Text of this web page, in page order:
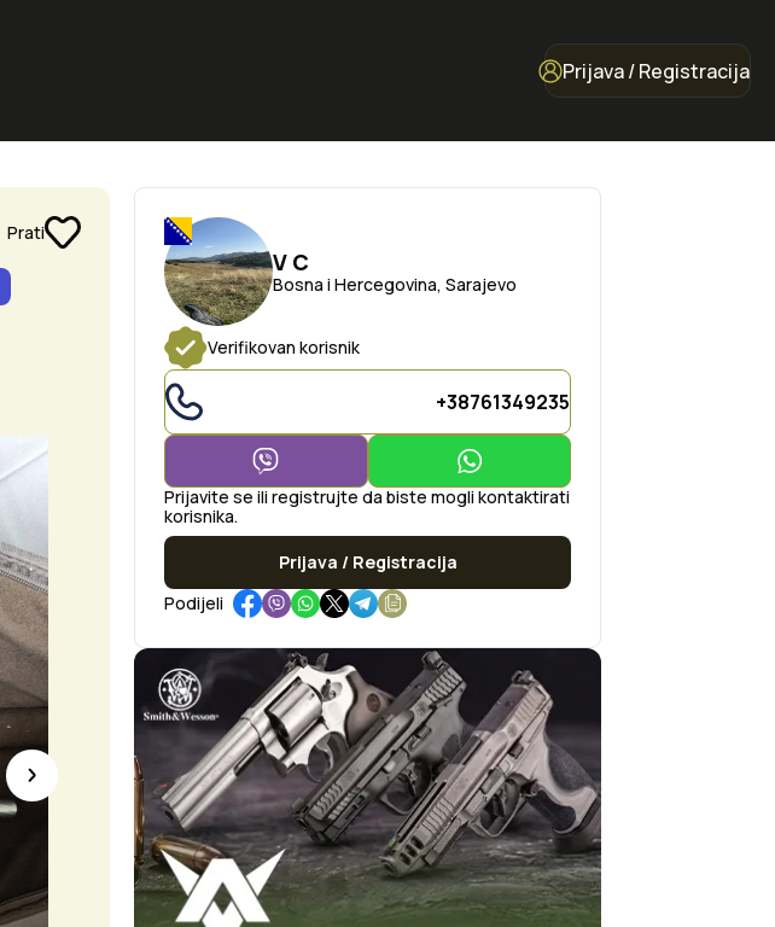
Prijava / Registracija
Prati
V C
Bosna i Hercegovina, Sarajevo
Verifikovan korisnik
+38761349235
Prijavite se ili registrujte da biste mogli kontaktirati
korisnika.
Prijava / Registracija
Podijeli